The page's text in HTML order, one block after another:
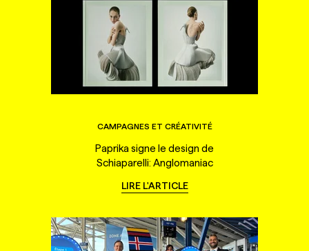
CAMPAGNES ET CRÉATIVITÉ
Paprika signe le design de
Schiaparelli: Anglomaniac
LIRE L'ARTICLE